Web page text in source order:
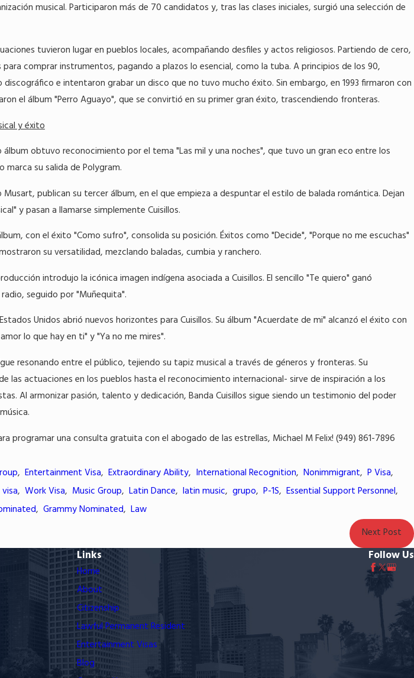
musical. Participaron más de 70 candidatos y, tras las clases iniciales, surgió una selección de
tuvieron lugar en pueblos locales, acompañando desfiles y actos religiosos. Partiendo de cero,
comprar instrumentos, pagando a plazos lo esencial, como la tuba. A principios de los 90,
discográfico e intentaron grabar un disco que no tuvo mucho éxito. Sin embargo, en 1993 firmaron con
el álbum "Perro Aguayo", que se convirtió en su primer gran éxito, trascendiendo fronteras.
y éxito
álbum obtuvo reconocimiento por el tema "Las mil y una noches", que tuvo un gran eco entre los
marca su salida de Polygram.
Musart, publican su tercer álbum, en el que empieza a despuntar el estilo de balada romántica. Dejan
y pasan a llamarse simplemente Cuisillos.
con el éxito "Como sufro", consolida su posición. Éxitos como "Decide", "Porque no me escuchas"
su versatilidad, mezclando baladas, cumbia y ranchero.
introdujo la icónica imagen indígena asociada a Cuisillos. El sencillo "Te quiero" ganó
seguido por "Muñequita".
Unidos abrió nuevos horizontes para Cuisillos. Su álbum "Acuerdate de mi" alcanzó el éxito con
lo que hay en ti" y "Ya no me mires".
resonando entre el público, tejiendo su tapiz musical a través de géneros y fronteras. Su
las actuaciones en los pueblos hasta el reconocimiento internacional- sirve de inspiración a los
Al armonizar pasión, talento y dedicación, Banda Cuisillos sigue siendo un testimonio del poder
programar una consulta gratuita con el abogado de las estrellas, Michael M Felix! (949) 861-7896
, Entertainment Visa, Extraordinary Ability, International Recognition, Nonimmigrant, P Visa,
visa, Work Visa, Music Group, Latin Dance, latin music, grupo, P-1S, Essential Support Personnel,
, Grammy Nominated, Law
Next Post
Links
Home
About
Citizenship
Lawful Permanent Resident
Entertainment Visas
Blog
Follow Us